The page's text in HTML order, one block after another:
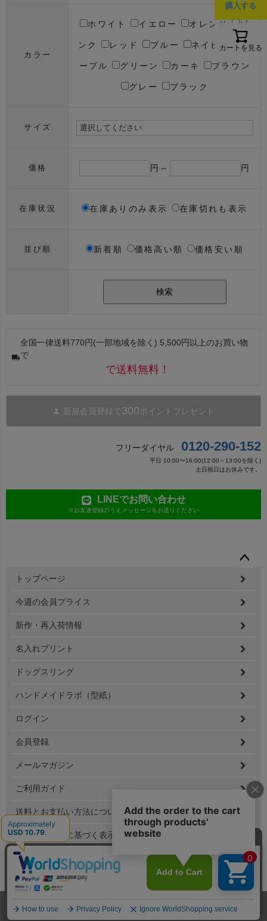
購入する
カートを見る
カラー
ホワイト イエロー オレンジ ピ
ンク レッド ブルー ネイビー パ
ープル グリーン カーキ ブラウン
グレー ブラック
サイズ
価格 円～ 円
在庫状況 在庫ありのみ表示 在庫切れも表示
並び順 新着順 価格高い順 価格安い順
検索
全国一律送料770円(一部地域を除く) 5,500円以上のお買い物
で
で送料無料！
新規会員登録で300ポイントプレゼント
フリーダイヤル 0120-290-152
平日 10:00〜16:00(12:00～13:00を除く)
土日祝日はお休みです。
LINEでお問い合わせ
※お友達登録のうえメッセージをお送りください
ペー
ップ
トップページ
今週の会員プライス
新作・再入荷情報
名入れプリント
ドッグスリング
ハンドメイドラボ（型紙）
ログイン
会員登録
メールマガジン
ご利用ガイド
送料とお支払い方法について
特定商取引法に基づく表示
個人情報の取扱
Copyright(C) 2020 Sanwafukusou.Ltd All Rights Reserved.